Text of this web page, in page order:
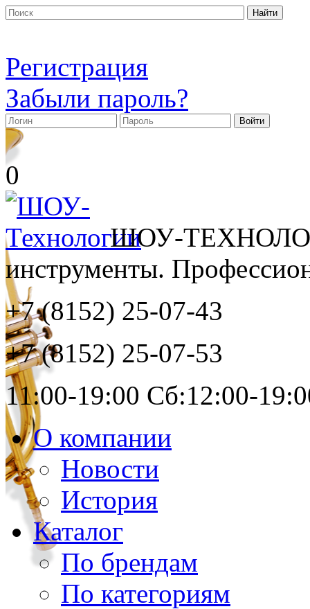
Регистрация
Забыли пароль?
0
ШОУ-
инструменты.
+7 (8152) 25-07-43
+7 (8152) 25-07-53
11:00-19:00 Сб:12:00-
О компании
Новости
История
Каталог
По брендам
По категориям